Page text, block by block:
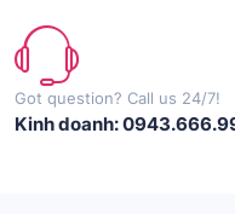
Got question? Call us 24/7!
Kinh doanh: